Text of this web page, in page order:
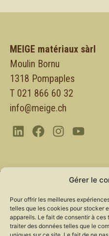
Gérer le
Pour offrir les meilleures
telles que les cookies pour stocker
appareils. Le fait de consentir à
traiter des données telles que le
MEIGE matériaux sàrl
Moulin Bornu
1318 Pompaples
T 021 866 60 32
info@meige.ch
Recevoir nos
Abonnez-vous pour
actualités.